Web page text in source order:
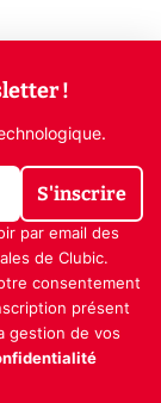
!
S'inscrire
par email des
de Clubic.
consentement
présent
gestion de vos